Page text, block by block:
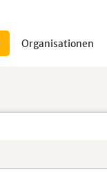
Organisationen